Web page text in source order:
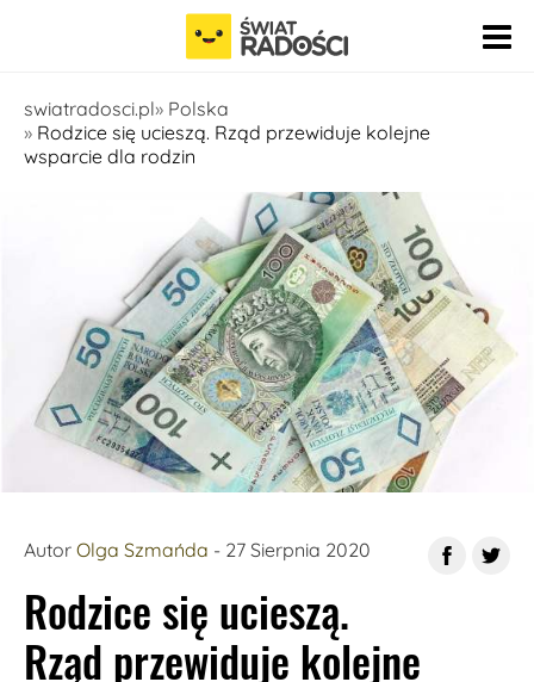
Pomiń nawigację
swiatradosci.pl
Polska
Rodzice się ucieszą. Rząd przewiduje kolejne
wsparcie dla rodzin
Autor Olga Szmańda - 27 Sierpnia 2020
Rodzice się ucieszą.
Rząd przewiduje kolejne